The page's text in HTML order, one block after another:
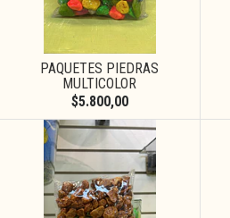
PAQUETES PIEDRAS
MULTICOLOR
$5.800,00